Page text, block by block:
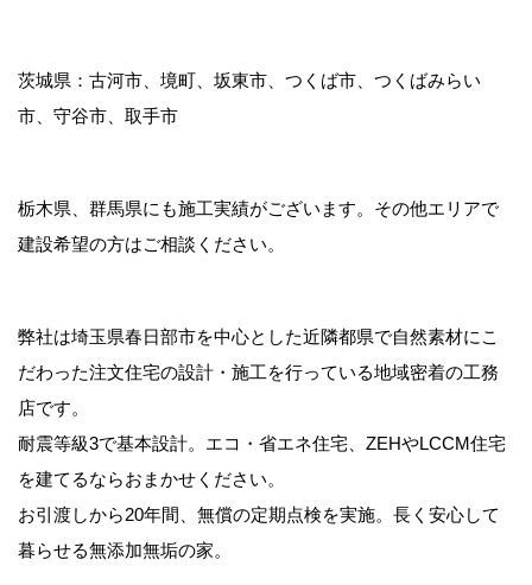
茨城県：古河市、境町、坂東市、つくば市、つくばみらい
市、守谷市、取手市
栃木県、群馬県にも施工実績がございます。その他エリアで
建設希望の方はご相談ください。
弊社は埼玉県春日部市を中心とした近隣都県で自然素材にこ
だわった注文住宅の設計・施工を行っている地域密着の工務
店です。
耐震等級3で基本設計。エコ・省エネ住宅、ZEHやLCCM住宅
を建てるならおまかせください。
お引渡しから20年間、無償の定期点検を実施。長く安心して
暮らせる無添加無垢の家。